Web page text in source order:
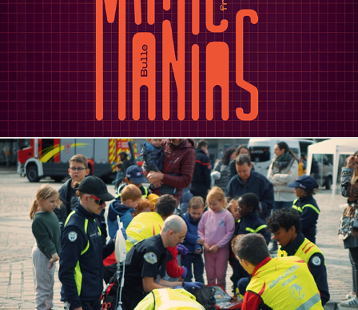
2024
Swiss Paramedic Valais
2025